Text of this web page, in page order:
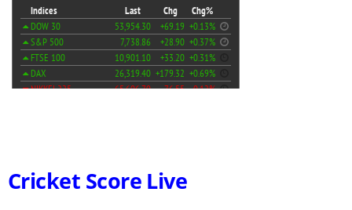
Cricket Score Live